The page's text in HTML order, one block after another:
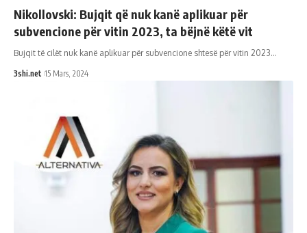
Nikollovski: Bujqit që nuk kanë aplikuar për
subvencione për vitin 2023, ta bëjnë këtë vit
Bujqit të cilët nuk kanë aplikuar për subvencione shtesë për vitin 2023…
3shi.net 15 Mars, 2024